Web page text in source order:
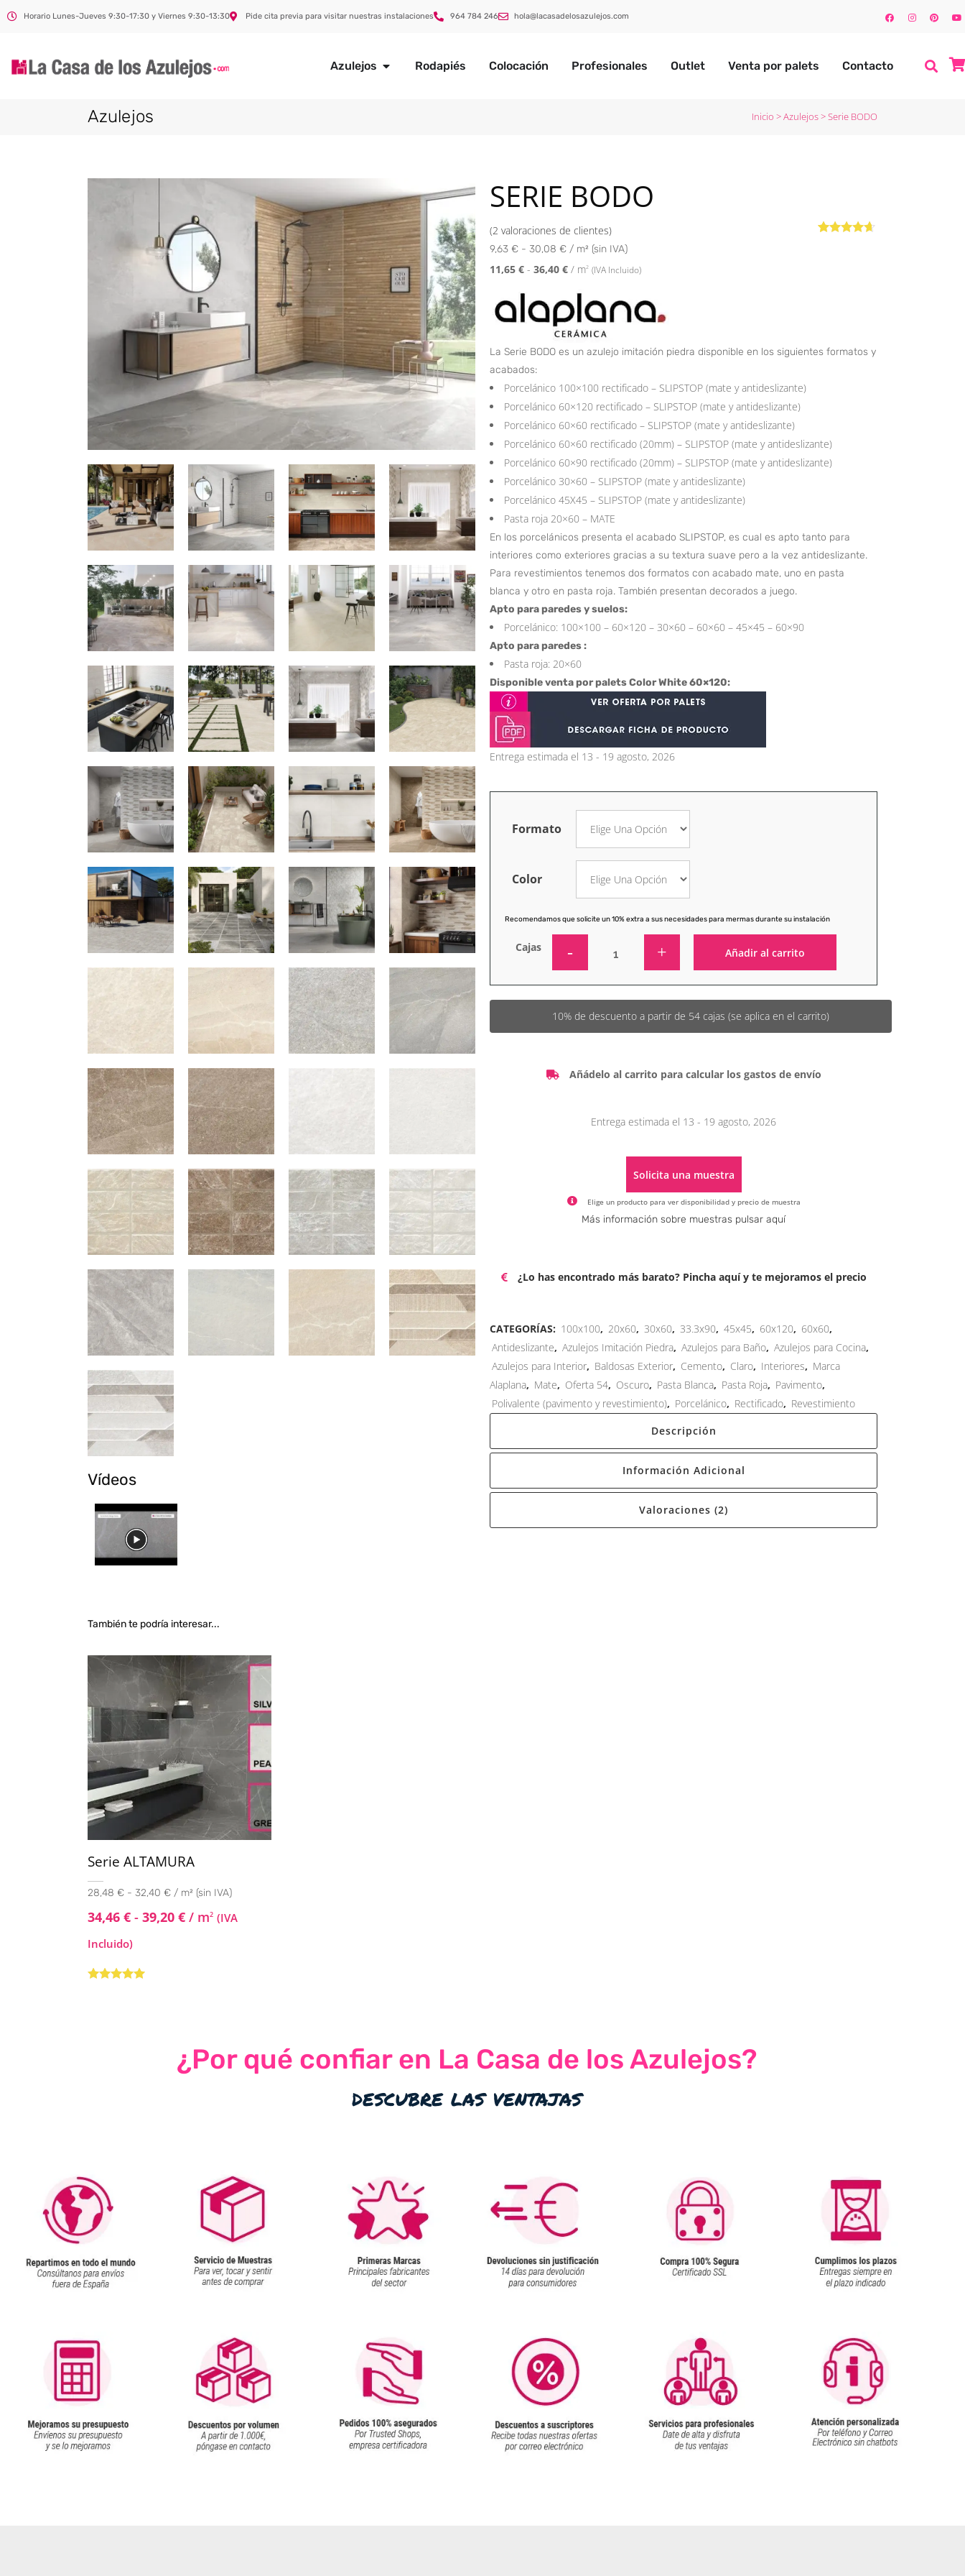
Horario Lunes-Jueves 9:30-17:30 y Viernes 9:30-13:30 Pide cita previa para visitar nuestras instalaciones 964 784 246 hola@lacasadelosazulejos.com
Azulejos Rodapiés Colocación Profesionales Outlet Venta por palets Contacto
Azulejos Inicio >Azulejos>Serie BODO
Vídeos
SERIE BODO
(2 valoraciones de clientes)
9,63 € - 30,08 € / m² (sin IVA)
11,65 € - 36,40 € / m2 (IVA Incluido)
La Serie BODO es un azulejo imitación piedra disponible en los siguientes formatos y
acabados:
Porcelánico 100×100 rectificado – SLIPSTOP (mate y antideslizante)
Porcelánico 60×120 rectificado – SLIPSTOP (mate y antideslizante)
Porcelánico 60×60 rectificado – SLIPSTOP (mate y antideslizante)
Porcelánico 60×60 rectificado (20mm) – SLIPSTOP (mate y antideslizante)
Porcelánico 60×90 rectificado (20mm) – SLIPSTOP (mate y antideslizante)
Porcelánico 30×60 – SLIPSTOP (mate y antideslizante)
Porcelánico 45X45 – SLIPSTOP (mate y antideslizante)
Pasta roja 20×60 – MATE
En los porcelánicos presenta el acabado SLIPSTOP, es cual es apto tanto para
interiores como exteriores gracias a su textura suave pero a la vez antideslizante.
Para revestimientos tenemos dos formatos con acabado mate, uno en pasta
blanca y otro en pasta roja. También presentan decorados a juego.
Apto para paredes y suelos:
Porcelánico: 100×100 – 60×120 – 30×60 – 60×60 – 45×45 – 60×90
Apto para paredes :
Pasta roja: 20×60
Disponible venta por palets Color White 60×120:
Entrega estimada el 13 - 19 agosto, 2026
Formato
Color
Recomendamos que solicite un 10% extra a sus necesidades para mermas durante su instalación
Cajas
Añadir al carrito
10% de descuento a partir de 54 cajas (se aplica en el carrito)
Añádelo al carrito para calcular los gastos de envío
Entrega estimada el 13 - 19 agosto, 2026
Solicita una muestra
Elige un producto para ver disponibilidad y precio de muestra
Alternative:
Más información sobre muestras pulsar aquí
¿Lo has encontrado más barato? Pincha aquí y te mejoramos el precio
CATEGORÍAS: 100x100, 20x60, 30x60, 33.3x90, 45x45, 60x120, 60x60,
Antideslizante, Azulejos Imitación Piedra, Azulejos para Baño, Azulejos para Cocina,
Azulejos para Interior, Baldosas Exterior, Cemento, Claro, Interiores, Marca
Alaplana, Mate, Oferta 54, Oscuro, Pasta Blanca, Pasta Roja, Pavimento,
Polivalente (pavimento y revestimiento), Porcelánico, Rectificado, Revestimiento
Descripción
Información Adicional
Valoraciones (2)
También te podría interesar...
Serie ALTAMURA
28,48 € - 32,40 € / m² (sin IVA)
34,46 € - 39,20 € / m2 (IVA
Incluido)
¿Por qué confiar en La Casa de los Azulejos?
descubre las ventajas